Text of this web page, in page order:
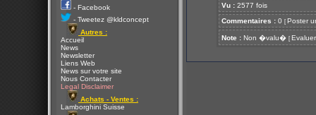
- Facebook
- Tweetez @kldconcept
Autres :
Accueil
News
Newsletter
Liens Web
News sur votre site
Nous Contacter
Legal Disclaimer
Achats - Ventes :
Lamborghini Suisse
Vu : 2577 fois
Commentaires : 0 [ Poster
Note : Non �valu� [ Evaluer